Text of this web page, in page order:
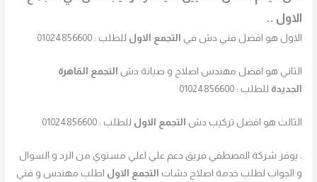
الاول ..
الاول هو افضل فني دش في التجمع الاول للطلب : 01024856600
الثاني هو افضل مهندس اصلاح و صيانة دش التجمع القاهرة
الجديدة للطلب : 01024856600
الثالث هو افضل تركيب دش التجمع الاول للطلب : 01024856600
. يوفر شركة المصطفي فريق دعم علي اعلي مستوي من الرد و السوال
و الجواب لطلب خدمة اصلاح دشات التجمع الاول اطلب مهندس و فني